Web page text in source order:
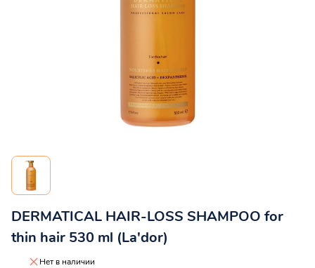
DERMATICAL HAIR-LOSS SHAMPOO for
thin hair 530 ml (La'dor)
Нет в наличии